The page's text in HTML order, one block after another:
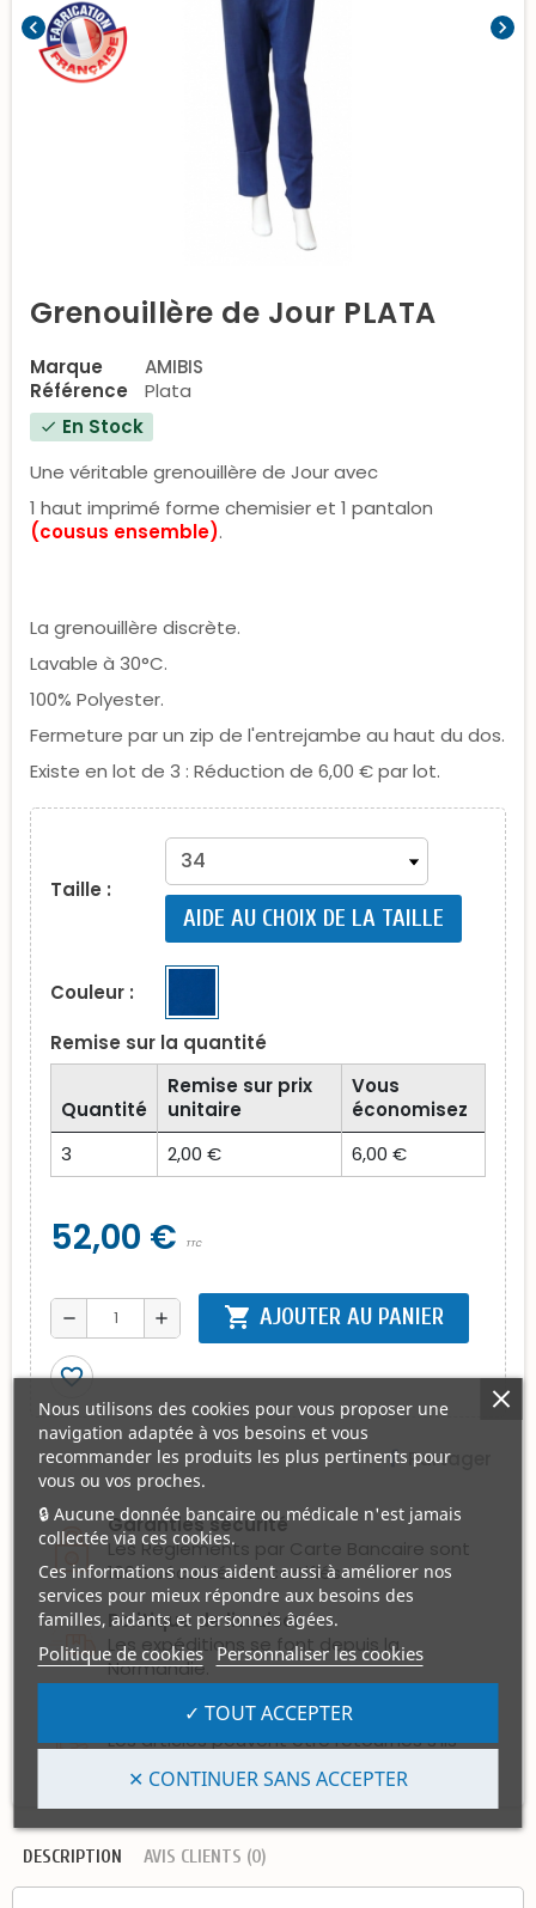
chevron_left chevron_right
Grenouillère de Jour PLATA
Marque
AMIBIS
Référence
Plata
check En Stock
Une véritable grenouillère de Jour avec
1 haut imprimé forme chemisier et 1 pantalon
(cousus ensemble).
La grenouillère discrète.
Lavable à 30°C.
100% Polyester.
Fermeture par un zip de l'entrejambe au haut du dos.
Existe en lot de 3 : Réduction de 6,00 € par lot.
Taille :
AIDE AU CHOIX DE LA TAILLE
Couleur :
Remise sur la quantité
Quantité
Remise sur prix
unitaire
Vous
économisez
3
2,00 € 6,00 €
52,00 € TTC
remove add shopping_cart AJOUTER AU PANIER
favorite_border
Partager
Garanties sécurité
Les Règlements par Carte Bancaire sont
100% sécurisés et certifiés.
Politique de livraison
Les expéditions se font depuis la
Normandie.
Politique retours
Les articles peuvent être retournés s'ils
DESCRIPTION AVIS CLIENTS (0)
Nous utilisons des cookies pour vous proposer une
navigation adaptée à vos besoins et vous
recommander les produits les plus pertinents pour
vous ou vos proches.
🔒 Aucune donnée bancaire ou médicale n'est jamais
collectée via ces cookies.
Ces informations nous aident aussi à améliorer nos
services pour mieux répondre aux besoins des
familles, aidants et personnes âgées.
Politique de cookies Personnaliser les cookies
✕ CONTINUER SANS ACCEPTER
✓ TOUT ACCEPTER